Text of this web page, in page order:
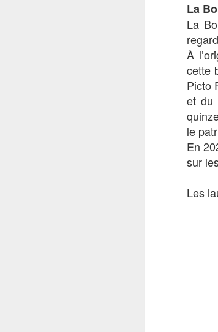
La
La
À
cette
Picto
et du
le
En
sur
Les
Film